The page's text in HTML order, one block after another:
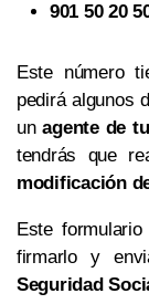
901 50 20
Este número
pedirá algunos
unagente de
tendrás que
modificación
Este formulario
firmarlo y
Seguridad